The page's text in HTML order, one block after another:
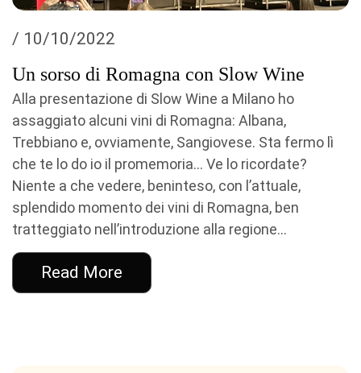
/ 10/10/2022
Un sorso di Romagna con Slow Wine
Alla presentazione di Slow Wine a Milano ho
assaggiato alcuni vini di Romagna: Albana,
Trebbiano e, ovviamente, Sangiovese. Sta fermo lì
che te lo do io il promemoria… Ve lo ricordate?
Niente a che vedere, beninteso, con l’attuale,
splendido momento dei vini di Romagna, ben
tratteggiato nell’introduzione alla regione...
Read More